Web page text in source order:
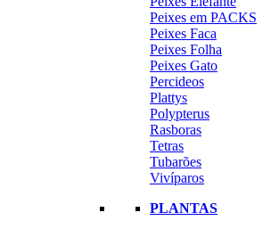
Peixes em PACKS
Peixes Faca
Peixes Folha
Peixes Gato
Percideos
Plattys
Polypterus
Rasboras
Tetras
Tubarões
Vivíparos
PLANTAS